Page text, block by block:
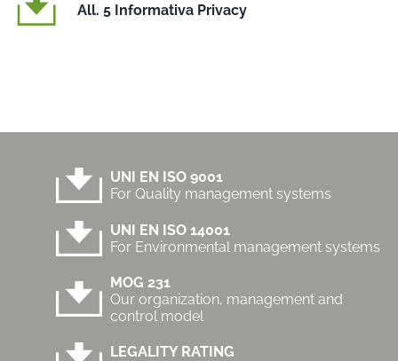
All. 5 Informativa Privacy
UNI EN ISO 9001
For Quality management systems
UNI EN ISO 14001
For Environmental management systems
MOG 231
Our organization, management and
control model
LEGALITY RATING